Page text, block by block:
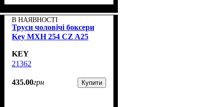
В НАЯВНОСТІ
Труси чоловічі боксери
Key MXH 254 CZ A25
KEY
21362
435.00грн Купити